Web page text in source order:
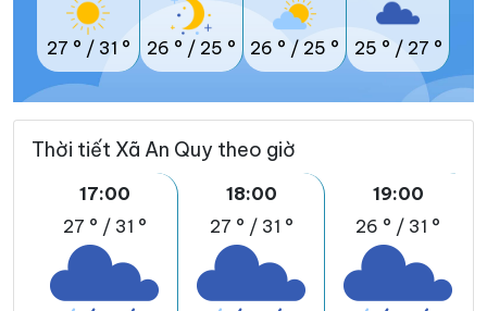
27 ° / 31 ° 26 ° / 25 ° 26 ° / 25 ° 25 ° / 27 °
Thời tiết Xã An Quy theo giờ
17:00
27 ° / 31 °
18:00
27 ° / 31 °
19:00
26 ° / 31 °